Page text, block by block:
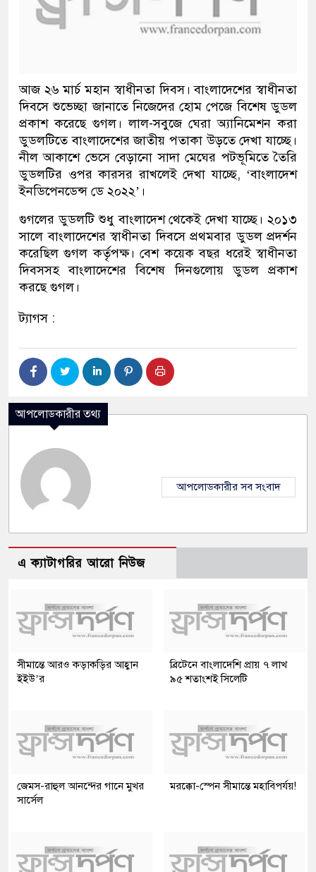
আজ ২৬ মার্চ মহান স্বাধীনতা দিবস। বাংলাদেশের স্বাধীনতা
দিবসে শুভেচ্ছা জানাতে নিজেদের হোম পেজে বিশেষ ডুডল
প্রকাশ করেছে গুগল। লাল-সবুজে ঘেরা অ্যানিমেশন করা
ডুডলটিতে বাংলাদেশের জাতীয় পতাকা উড়তে দেখা যাচ্ছে।
নীল আকাশে ভেসে বেড়ানো সাদা মেঘের পটভূমিতে তৈরি
ডুডলটির ওপর কারসর রাখলেই দেখা যাচ্ছে, ‘বাংলাদেশ
ইনডিপেনডেন্স ডে ২০২২’।
গুগলের ডুডলটি শুধু বাংলাদেশ থেকেই দেখা যাচ্ছে। ২০১৩
সালে বাংলাদেশের স্বাধীনতা দিবসে প্রথমবার ডুডল প্রদর্শন
করেছিল গুগল কর্তৃপক্ষ। বেশ কয়েক বছর ধরেই স্বাধীনতা
দিবসসহ বাংলাদেশের বিশেষ দিনগুলোয় ডুডল প্রকাশ
করছে গুগল।
ট্যাগস :
আপলোডকারীর তথ্য
আপলোডকারীর সব সংবাদ
এ ক্যাটাগরির আরো নিউজ
সীমান্তে আরও কড়াকড়ির আহ্বান
ইইউ’র
ব্রিটেনে বাংলাদেশি প্রায় ৭ লাখ
৯৫ শতাংশই সিলেটি
জেমস-রাহুল আনন্দের গানে মুখর
সার্সেল
মরক্কো-স্পেন সীমান্তে মহাবিপর্যয়!